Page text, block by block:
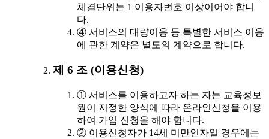
체결단위는 1 이용자번호 이상이어야 합니
다.
④ 서비스의 대량이용 등 특별한 서비스 이용
에 관한 계약은 별도의 계약으로 합니다.
제 6 조 (이용신청)
① 서비스를 이용하고자 하는 자는 교육정보
원이 지정한 양식에 따라 온라인신청을 이용
하여 가입 신청을 해야 합니다.
② 이용신청자가 14세 미만인자일 경우에는